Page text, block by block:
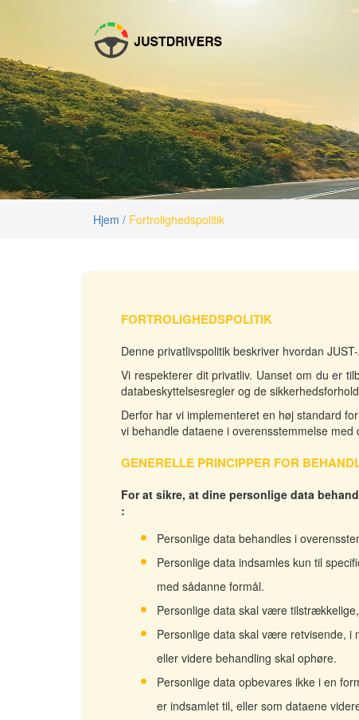
Hjem / Fortrolighedspolitik
FORTROLIGHEDSPOLITIK
Denne privatlivspolitik beskriver hvordan
Vi respekterer dit privatliv. Uanset om du er
databeskyttelsesregler og de
Derfor har vi implementeret en høj standard
vi behandle dataene i overensstemmelse
GENERELLE PRINCIPPER FOR
For at sikre, at dine personlige data
:
Personlige data behandles i
Personlige data indsamles kun til
med sådanne formål.
Personlige data skal være
Personlige data skal være retvisende,
eller videre behandling skal ophøre.
Personlige data opbevares ikke i en
er indsamlet til, eller som dataene